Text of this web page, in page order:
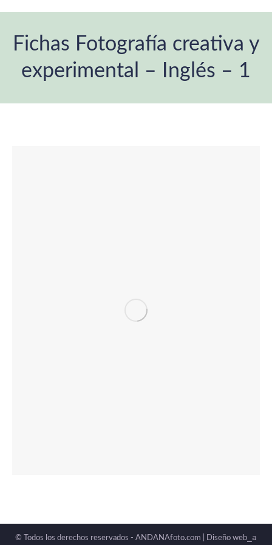
Fichas Fotografía creativa y
experimental – Inglés – 1
© Todos los derechos reservados - ANDANAfoto.com | Diseño web _a